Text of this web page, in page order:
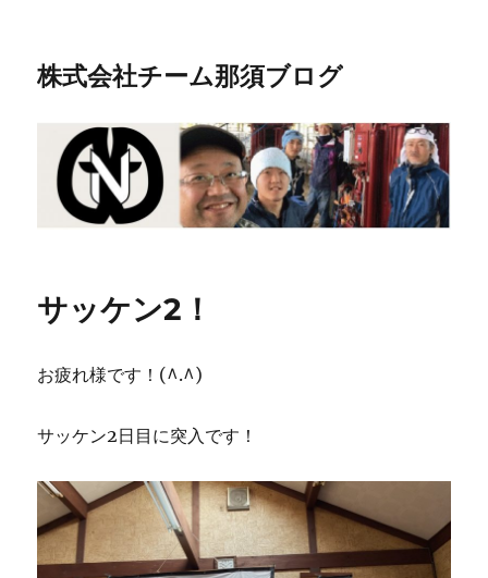
株式会社チーム那須ブログ
サッケン2！
お疲れ様です！(^.^)
サッケン2日目に突入です！